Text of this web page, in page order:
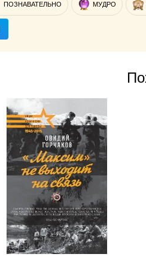
ПОЗНАВАТЕЛЬНО МУДРО